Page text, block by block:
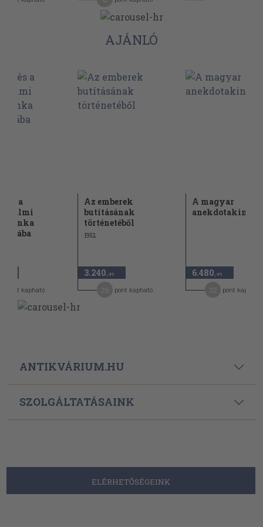
AJÁNLÓ
a
pont kapható
Az emberek
butításának
történetéből
1952
3.240 ,-Ft
pont kapható
A magyar
anekdotakincs
6.480 ,-Ft
pont kapható
ANTIKVÁRIUM.HU
SZOLGÁLTATÁSAINK
ELÉRHETŐSÉGEINK